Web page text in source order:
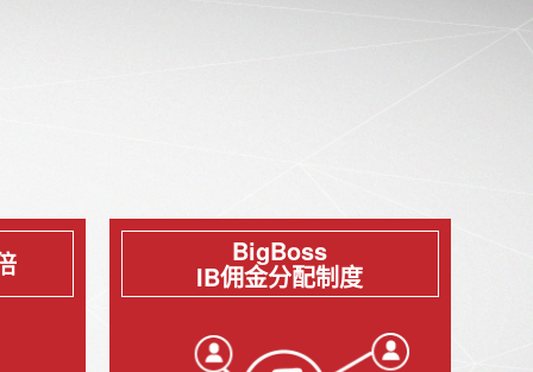
BigBoss
IB佣金分配制度